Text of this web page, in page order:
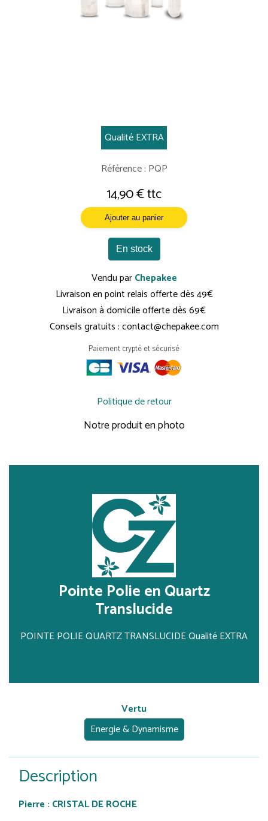
Qualité EXTRA
Référence : PQP
14,90 € ttc
Ajouter au panier
En stock
Vendu parChepakee
Livraison en point relais offerte dès 49€
Livraison à domicile offerte dès 69€
Conseils gratuits : contact@chepakee.com
Paiement crypté et sécurisé
Politique de retour
Notre produit en photo
Pointe Polie en Quartz
Translucide
POINTE POLIE QUARTZ TRANSLUCIDE Qualité EXTRA
Vertu
Energie & Dynamisme
Description
Pierre : CRISTAL DE ROCHE